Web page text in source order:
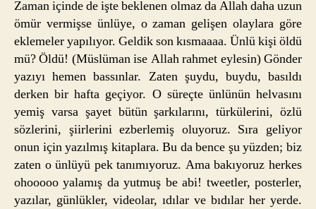
Zaman içinde de işte beklenen olmaz da Allah daha uzun
ömür vermişse ünlüye, o zaman gelişen olaylara göre
eklemeler yapılıyor. Geldik son kısmaaaa. Ünlü kişi öldü
mü? Öldü! (Müslüman ise Allah rahmet eylesin) Gönder
yazıyı hemen bassınlar. Zaten şuydu, buydu, basıldı
derken bir hafta geçiyor. O süreçte ünlünün helvasını
yemiş varsa şayet bütün şarkılarını, türkülerini, özlü
sözlerini, şiirlerini ezberlemiş oluyoruz. Sıra geliyor
onun için yazılmış kitaplara. Bu da bence şu yüzden; biz
zaten o ünlüyü pek tanımıyoruz. Ama bakıyoruz herkes
ohooooo yalamış da yutmuş be abi! tweetler, posterler,
yazılar, günlükler, videolar, ıdılar ve bıdılar her yerde.